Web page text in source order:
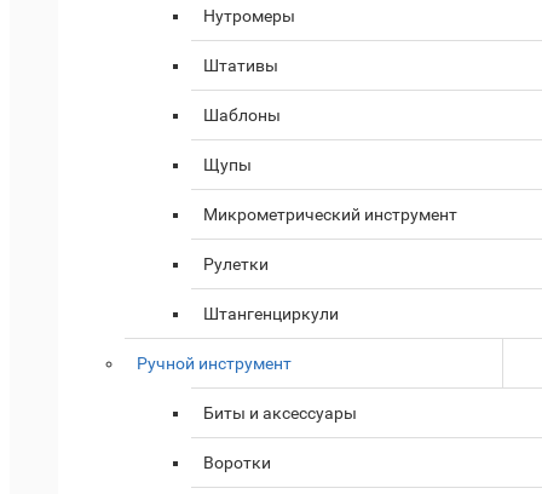
Нутромеры
Штативы
Шаблоны
Щупы
Микрометрический инструмент
Рулетки
Штангенциркули
Ручной инструмент
Биты и аксессуары
Воротки